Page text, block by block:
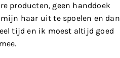
producten, geen handdoek
haar uit te spoelen en dan
tijd en ik moest altijd goed